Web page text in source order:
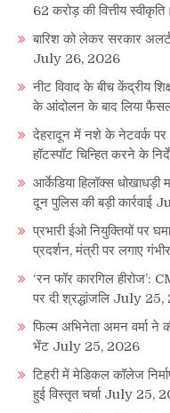
62 करोड़ की वित्तीय स्वीकृति।
बारिश को लेकर सरकार
July 26, 2026
नीट विवाद के बीच केंद्रीय
के आंदोलन के बाद लिया
देहरादून में नशे के नेटवर्क पर
हॉटस्पॉट चिन्हित करने के
आर्केडिया हिलॉक्स धोखाधड़ी
दून पुलिस की बड़ी कार्रवाई
प्रभारी ईओ नियुक्तियों पर
प्रदर्शन, मंत्री पर लगाए
‘रन फॉर कारगिल हीरोज’:
पर दी श्रद्धांजलि July 25,
फिल्म अभिनेता अमन वर्मा ने
भेंट July 25, 2026
टिहरी में मेडिकल कॉलेज
हुई विस्तृत चर्चा July 25,